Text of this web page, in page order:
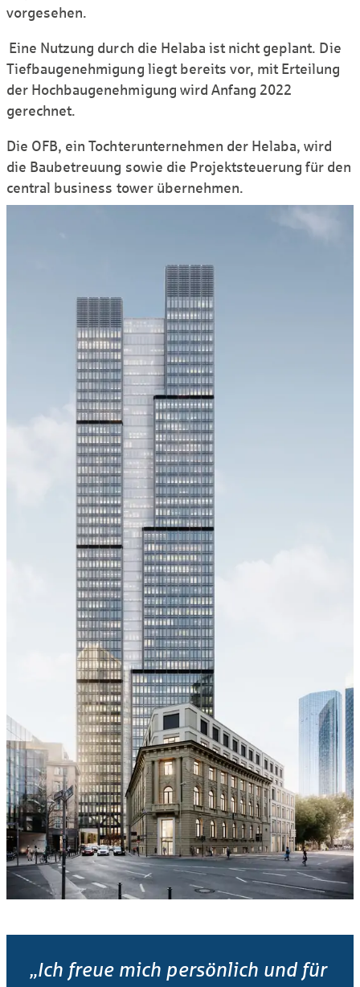
vorgesehen.
Eine Nutzung durch die Helaba ist nicht geplant. Die
Tiefbau­genehmigung liegt bereits vor, mit Erteilung
der Hoch­bau­ge­nehmigung wird Anfang 2022
gerechnet.
Die OFB, ein Tochter­unter­nehmen der Helaba, wird
die Bau­betreuung sowie die Projekt­steuerung für den
central business tower übernehmen.
„Ich freue mich persönlich und für